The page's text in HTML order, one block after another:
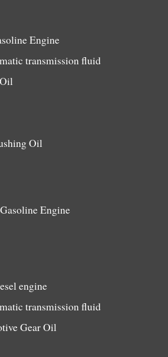
Engine
transmission fluid
Oil
Gasoline Engine
engine
transmission fluid
Gear Oil